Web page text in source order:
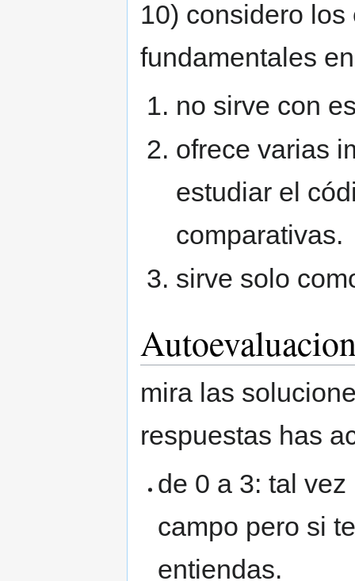
10) considero
fundamentales
no sirve con
ofrece varias
estudiar el
comparativas.
sirve solo
mira las
respuestas has
de 0 a 3: tal
campo pero si
entiendas.